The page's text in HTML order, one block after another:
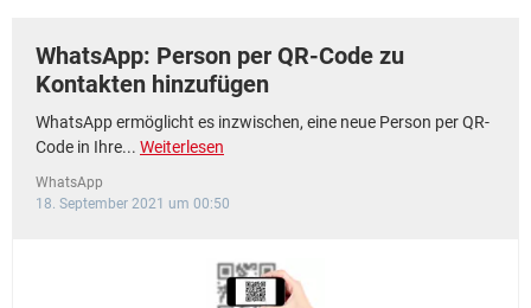
WhatsApp: Person per QR-Code zu
Kontakten hinzufügen
WhatsApp ermöglicht es inzwischen, eine neue Person per QR-
Code in Ihre... Weiterlesen
WhatsApp
18. September 2021 um 00:50